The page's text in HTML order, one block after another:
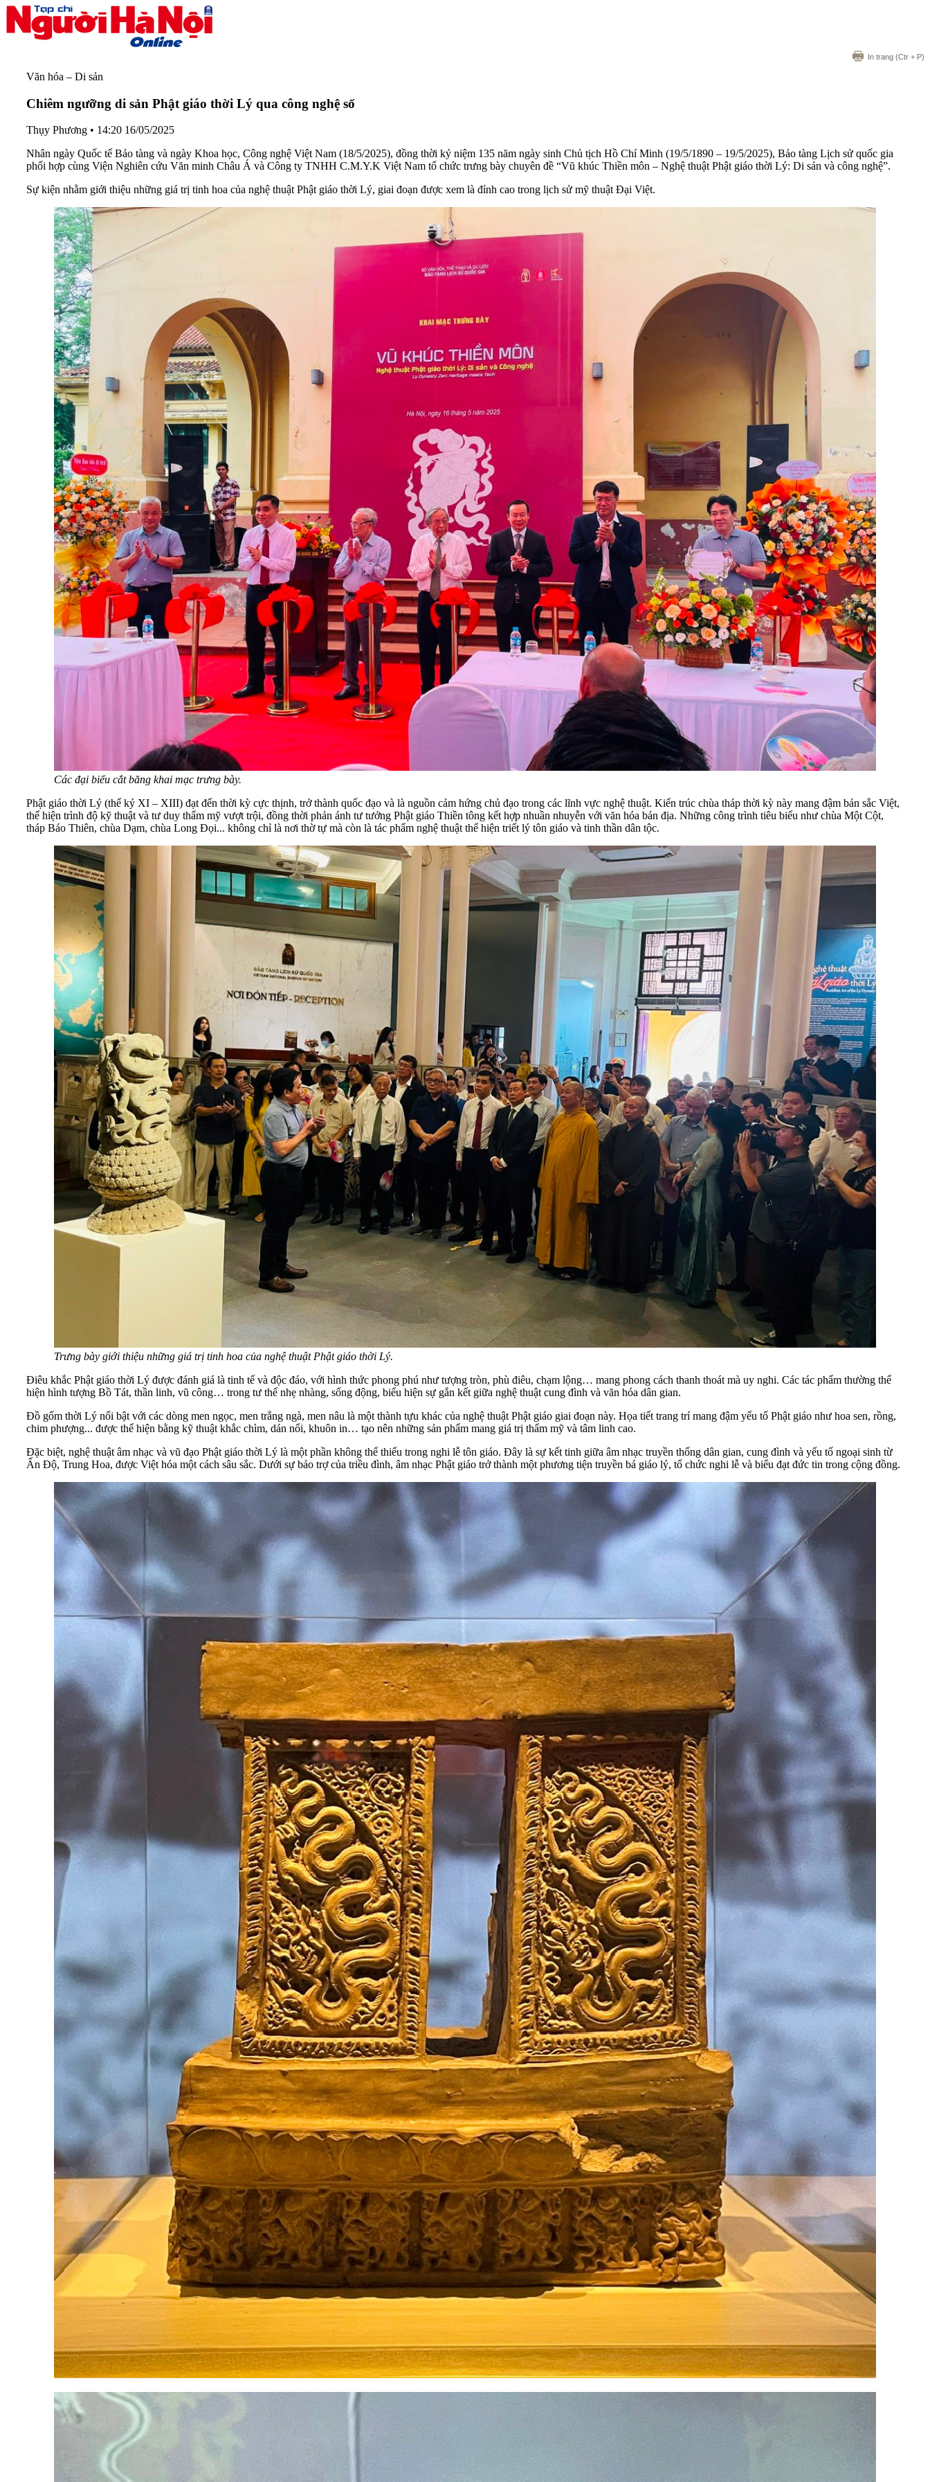
In trang (Ctr + P)
Văn hóa – Di sản
Chiêm ngưỡng di sản Phật giáo thời Lý qua công nghệ số
Thụy Phương • 14:20 16/05/2025
Nhân ngày Quốc tế Bảo tàng và ngày Khoa học, Công nghệ Việt Nam (18/5/2025), đồng thời kỷ niệm 135 năm ngày sinh Chủ tịch Hồ Chí Minh (19/5/1890 – 19/5/2025), Bảo tàng Lịch sử quốc gia
phối hợp cùng Viện Nghiên cứu Văn minh Châu Á và Công ty TNHH C.M.Y.K Việt Nam tổ chức trưng bày chuyên đề “Vũ khúc Thiền môn – Nghệ thuật Phật giáo thời Lý: Di sản và công nghệ”.
Sự kiện nhằm giới thiệu những giá trị tinh hoa của nghệ thuật Phật giáo thời Lý, giai đoạn được xem là đỉnh cao trong lịch sử mỹ thuật Đại Việt.
Các đại biểu cắt băng khai mạc trưng bày.
Phật giáo thời Lý (thế kỷ XI – XIII) đạt đến thời kỳ cực thịnh, trở thành quốc đạo và là nguồn cảm hứng chủ đạo trong các lĩnh vực nghệ thuật. Kiến trúc chùa tháp thời kỳ này mang đậm bản sắc Việt,
thể hiện trình độ kỹ thuật và tư duy thẩm mỹ vượt trội, đồng thời phản ánh tư tưởng Phật giáo Thiền tông kết hợp nhuần nhuyễn với văn hóa bản địa. Những công trình tiêu biểu như chùa Một Cột,
tháp Báo Thiên, chùa Dạm, chùa Long Đọi... không chỉ là nơi thờ tự mà còn là tác phẩm nghệ thuật thể hiện triết lý tôn giáo và tinh thần dân tộc.
Trưng bày giới thiệu những giá trị tinh hoa của nghệ thuật Phật giáo thời Lý.
Điêu khắc Phật giáo thời Lý được đánh giá là tinh tế và độc đáo, với hình thức phong phú như tượng tròn, phù điêu, chạm lộng… mang phong cách thanh thoát mà uy nghi. Các tác phẩm thường thể
hiện hình tượng Bồ Tát, thần linh, vũ công… trong tư thế nhẹ nhàng, sống động, biểu hiện sự gắn kết giữa nghệ thuật cung đình và văn hóa dân gian.
Đồ gốm thời Lý nổi bật với các dòng men ngọc, men trắng ngà, men nâu là một thành tựu khác của nghệ thuật Phật giáo giai đoạn này. Họa tiết trang trí mang đậm yếu tố Phật giáo như hoa sen, rồng,
chim phượng... được thể hiện bằng kỹ thuật khắc chìm, dán nổi, khuôn in… tạo nên những sản phẩm mang giá trị thẩm mỹ và tâm linh cao.
Đặc biệt, nghệ thuật âm nhạc và vũ đạo Phật giáo thời Lý là một phần không thể thiếu trong nghi lễ tôn giáo. Đây là sự kết tinh giữa âm nhạc truyền thống dân gian, cung đình và yếu tố ngoại sinh từ
Ấn Độ, Trung Hoa, được Việt hóa một cách sâu sắc. Dưới sự bảo trợ của triều đình, âm nhạc Phật giáo trở thành một phương tiện truyền bá giáo lý, tổ chức nghi lễ và biểu đạt đức tin trong cộng đồng.